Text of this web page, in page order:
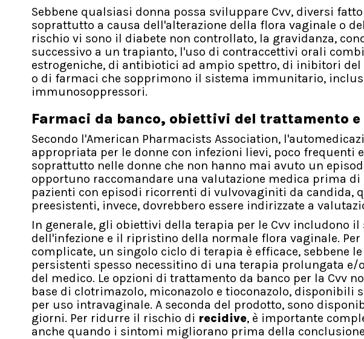
Sebbene qualsiasi donna possa sviluppare Cvv, diversi
soprattutto a causa dell'alterazione della flora vaginale o
rischio vi sono il diabete non controllato, la gravidanza,
successivo a un trapianto, l'uso di contraccettivi orali
estrogeniche, di antibiotici ad ampio spettro, di inibitori
o di farmaci che sopprimono il sistema immunitario,
immunosoppressori.
Farmaci da banco, obiettivi del trattamento e
Secondo l'American Pharmacists Association,
appropriata per le donne con infezioni lievi, poco frequenti
soprattutto nelle donne che non hanno mai avuto un
opportuno raccomandare una valutazione medica prima di
pazienti con episodi ricorrenti di vulvovaginiti da candida,
preesistenti, invece, dovrebbero essere indirizzate a
In generale, gli obiettivi della terapia per le Cvv includono
dell'infezione e il ripristino della normale flora vaginale.
complicate, un singolo ciclo di terapia è efficace, sebbene
persistenti spesso necessitino di una terapia prolungata
del medico. Le opzioni di trattamento da banco per la Cvv
base di clotrimazolo, miconazolo e tioconazolo, disponibili
per uso intravaginale. A seconda del prodotto, sono
giorni. Per ridurre il rischio di recidive, è importante
anche quando i sintomi migliorano prima della